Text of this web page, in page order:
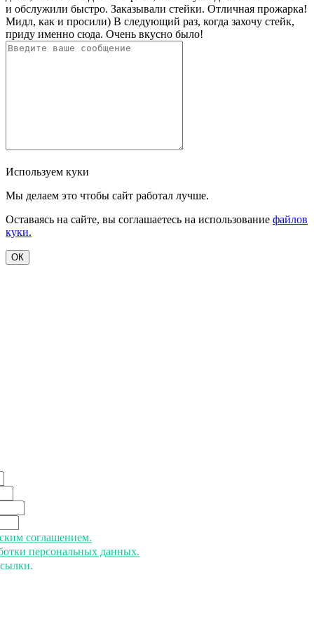
и обслужили быстро. Заказывали стейки. Отличная прожарка!
Мидл, как и просили) В следующий раз, когда захочу стейк,
приду именно сюда. Очень вкусно было!
Используем куки
Мы делаем это чтобы сайт работал лучше.
Оставаясь на сайте, вы соглашаетесь на использование файлов
куки.
ОК
соглашением.
персональных данных.